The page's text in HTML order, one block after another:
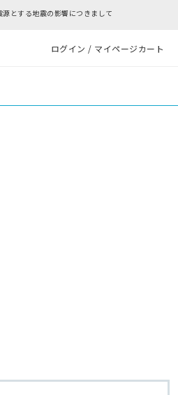
とする地震の影響につきまして
ログイン / マイページカート